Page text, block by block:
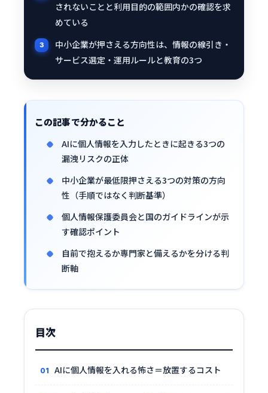
されないことと利用目的の範囲内かの確認を求
めている
中小企業が押さえる方向性は、情報の線引き・
サービス選定・運用ルールと教育の3つ
この記事で分かること
AIに個人情報を入力したときに起きる3つの
漏洩リスクの正体
中小企業が最低限押さえる3つの対策の方向
性（手順ではなく判断基準）
個人情報保護委員会と国のガイドラインが示
す確認ポイント
自前で抱えるか専門家と備えるかを分ける判
断軸
目次
AIに個人情報を入れる怖さ＝放置するコスト